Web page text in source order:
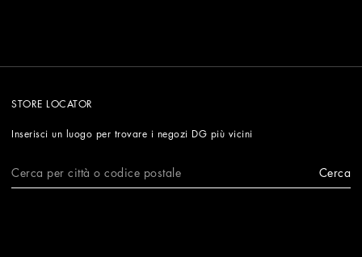
STORE LOCATOR
Inserisci un luogo per trovare i negozi DG più vicini
Cerca